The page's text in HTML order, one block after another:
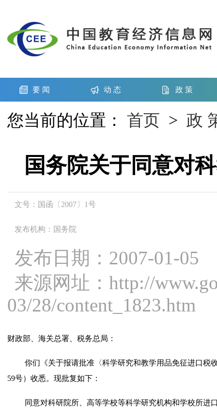
要 闻 动 态 政 策
您当前的位置： 首页 > 政
国务院关于同意对
文号：国函〔2007〕1号
发布机构：国务院
发布日期：2007-01-05
来源网址： http://
03/28/content_1823.htm
财政部、海关总署、税务总局：
你们《关于报请批准〈科学研究和教学用品免征进口税
59号）收悉。现批复如下：
同意对科研院所、高等学校等科学研究机构和学校所